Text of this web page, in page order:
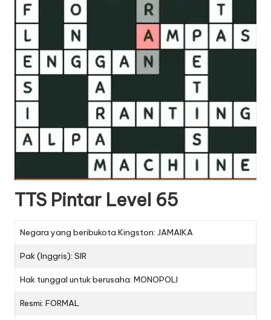
TTS Pintar Level 65
Negara yang beribukota Kingston: JAMAIKA
Pak (Inggris): SIR
Hak tunggal untuk berusaha: MONOPOLI
Resmi: FORMAL